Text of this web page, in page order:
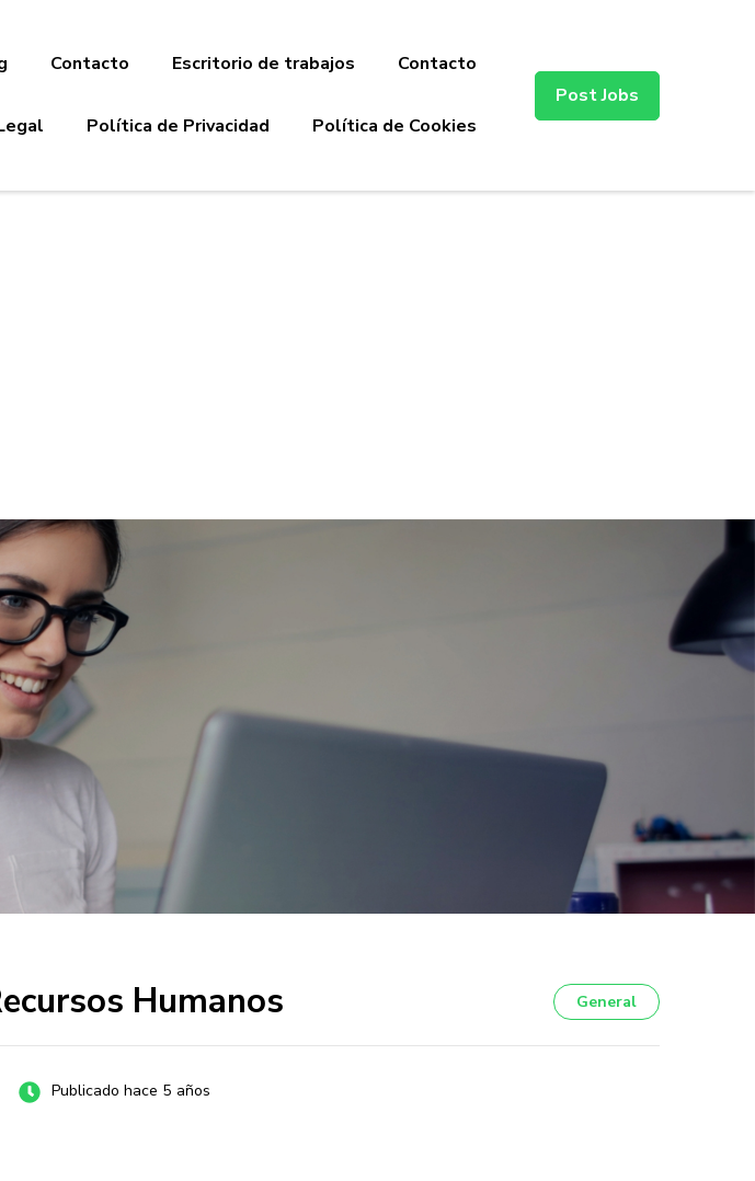
Contacto Escritorio de trabajos Contacto
Política de Privacidad Política de Cookies
Post Jobs
Humanos General
Publicado hace 5 años